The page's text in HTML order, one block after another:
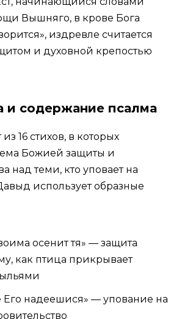
Вышняго, в крове Бога
издревле считается
и духовной крепостью
и содержание псалма
16 стихов, в которых
Божией защиты и
над теми, кто уповает на
использует образные
осенит тя» — защита
как птица прикрывает
Его надеешися» — упование на